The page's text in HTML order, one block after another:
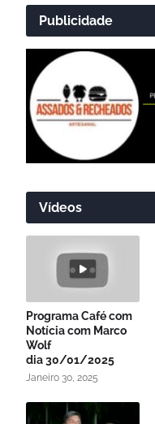
Publicidade
Vídeos
Programa Café com
Notícia com Marco
Wolf
dia 30/01/2025
Janeiro 30, 2025